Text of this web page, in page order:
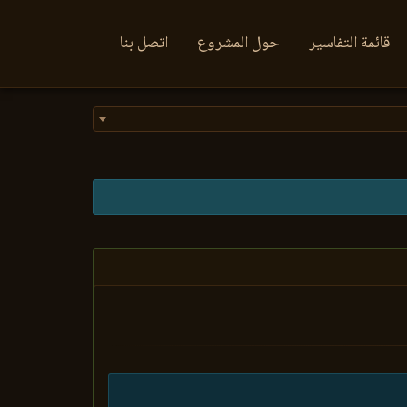
قائمة التفاسير حول المشروع اتصل بنا